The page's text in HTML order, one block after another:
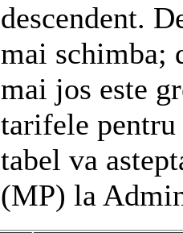
descendent.
mai schimba;
mai jos este
tarifele pentru
tabel va
(MP) la